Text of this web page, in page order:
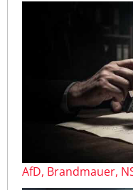
AfD, Brandmauer,